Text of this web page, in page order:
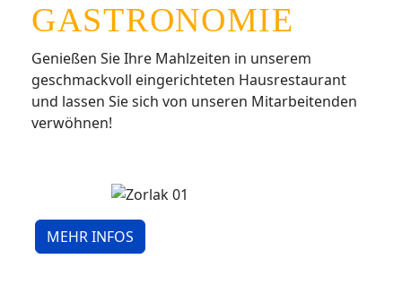
GASTRONOMIE
Genießen Sie Ihre Mahlzeiten in unserem
geschmackvoll eingerichteten Hausrestaurant
und lassen Sie sich von unseren Mitarbeitenden
verwöhnen!
MEHR INFOS